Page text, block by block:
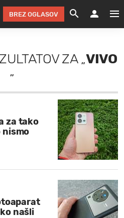
FESTIVAL ZA
E-
FILM &
ODNOSI
HOROSKOP
SEM
AVTO
NA
IZ
POD
NA
BREZ OGLASOV
ZA„VIVO
”
za tako
nismo
našli